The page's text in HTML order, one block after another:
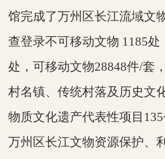
馆完成了万州区长江流域文
查登录不可移动文物 1185处
处，可移动文物28848件/套
村名镇、传统村落及历史文
物质文化遗产代表性项目
万州区长江文物资源保护、